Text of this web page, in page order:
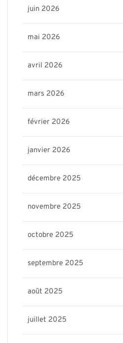
juin 2026
mai 2026
avril 2026
mars 2026
février 2026
janvier 2026
décembre 2025
novembre 2025
octobre 2025
septembre 2025
août 2025
juillet 2025